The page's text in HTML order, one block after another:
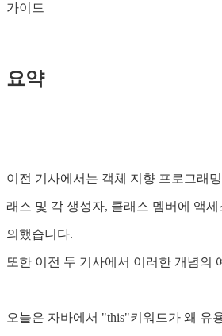
가이드
요약
이전 기사에서는 객체 지향 프로그래
래스 및 각 생성자, 클래스 멤버에 액
의했습니다.
또한 이전 두 기사에서 이러한 개념의
오늘은 자바에서 "this"키워드가 왜 유